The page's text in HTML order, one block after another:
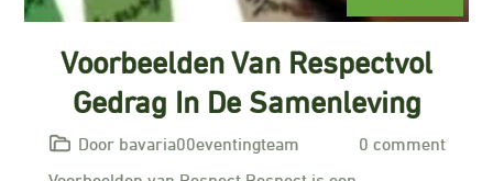
Voorbeelden Van Respectvol
Gedrag In De Samenleving
Door bavaria00eventingteam
0 comment